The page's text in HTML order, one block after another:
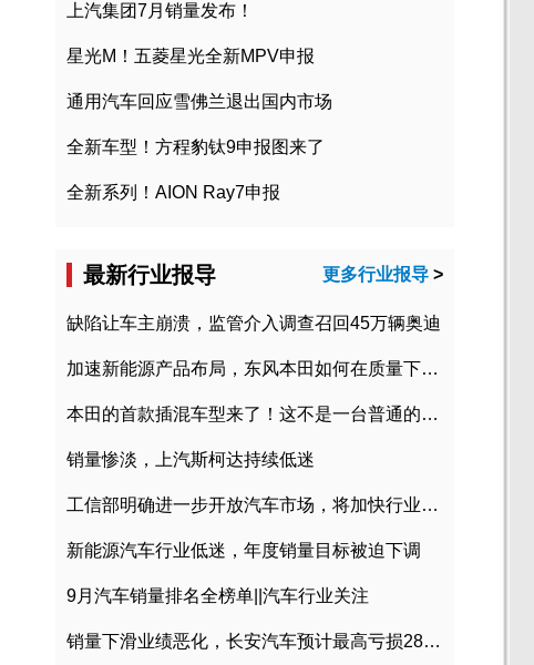
上汽集团7月销量发布！
星光M！五菱星光全新MPV申报
通用汽车回应雪佛兰退出国内市场
全新车型！方程豹钛9申报图来了
全新系列！AION Ray7申报
最新行业报导 更多行业报导 >
缺陷让车主崩溃，监管介入调查召回45万辆奥迪
加速新能源产品布局，东风本田如何在质量下转型？
本田的首款插混车型来了！这不是一台普通的CR-V
销量惨淡，上汽斯柯达持续低迷
工信部明确进一步开放汽车市场，将加快行业兼并重组
新能源汽车行业低迷，年度销量目标被迫下调
9月汽车销量排名全榜单||汽车行业关注
销量下滑业绩恶化，长安汽车预计最高亏损28亿元